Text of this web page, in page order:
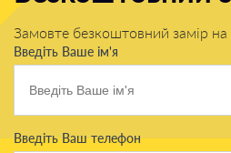
Замовте безкоштовний замір на
Введіть Ваше ім'я
Введіть Ваш телефон